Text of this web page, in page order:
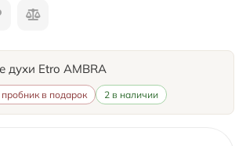
духи Etro AMBRA
пробник в подарок 2 в наличии